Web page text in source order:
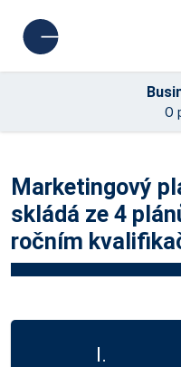
O
Marketingový
skládá ze 4
ročním
I.